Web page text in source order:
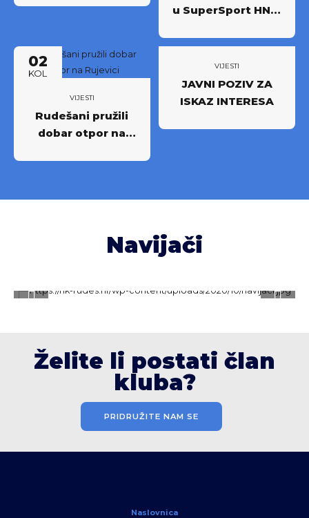
u SuperSport HNL-
novi iskorak među
najboljima
02
KOL
VIJESTI
Rudešani pružili
dobar otpor na
VIJESTI
JAVNI POZIV ZA
ISKAZ INTERESA
Navijači
Želite li postati član
kluba?
PRIDRUŽITE NAM SE
Naslovnica